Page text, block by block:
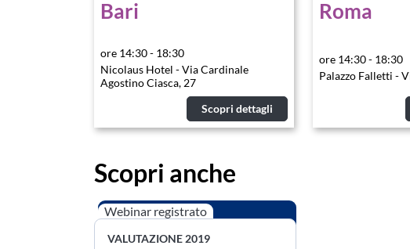
Bari
ore 14:30 - 18:30
Nicolaus Hotel - Via Cardinale
Agostino Ciasca, 27
Scopri dettagli
Roma
ore 14:30 - 18:30
Palazzo Falletti -
Scopri anche
Webinar registrato
VALUTAZIONE 2019